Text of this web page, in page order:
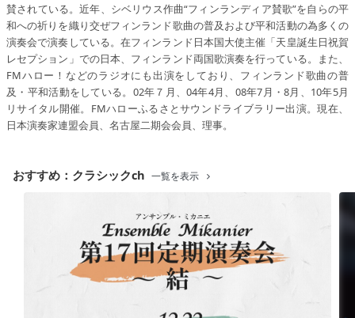
賛されている。近年、シベリウス作曲“フィンランディア賛歌”を自らの平
和への祈りを織り交ぜフィンランド歌曲の普及および平和活動の為多くの
演奏会で演奏している。在フィンランド日本国大使主催「天皇誕生日祝賀
レセプション」での日本、フィンランド両国歌演奏を行っている。また、
FMハロー！などのラジオにも出演をしており、フィンランド歌曲の普
及・平和活動をしている。02年７月、04年4月、08年7月・8月、10年5月
リサイタル開催。FMハローふるさとサウンドライブラリー出演。現在、
日本演奏家連盟会員、名古屋二期会会員、理事。
おすすめ：クラシックch 一覧を表示